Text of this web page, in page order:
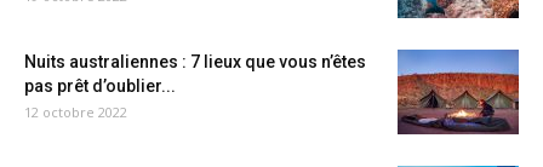
Nuits australiennes : 7 lieux que vous n’êtes
pas prêt d’oublier...
12 octobre 2022